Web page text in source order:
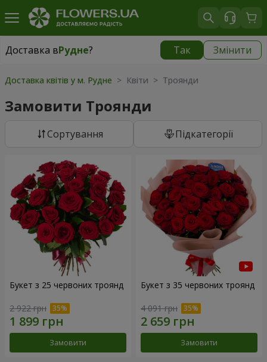
Доставка вРудне? Так Змінити
Доставка вРудне
Доставка квітів у м. Рудне > Квіти > Троянди
Замовити Троянди
Сортування Підкатегорії
Букет з 25 червоних троянд
2 922 грн
Замовити
Букет з 35 червоних троянд
4 091 грн
Замовити